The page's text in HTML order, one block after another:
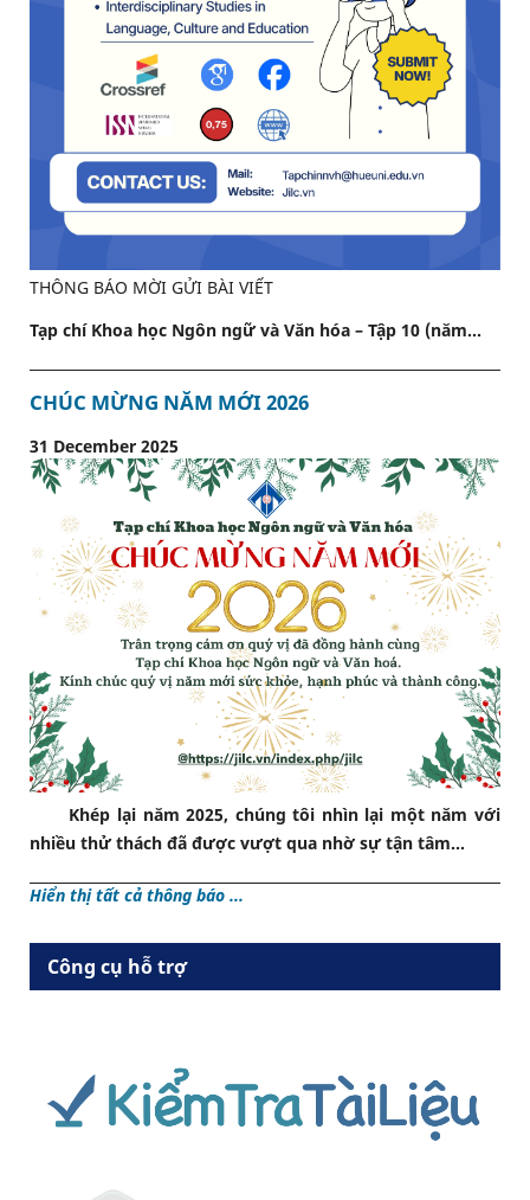
THÔNG BÁO MỜI GỬI BÀI VIẾT
Tạp chí Khoa học Ngôn ngữ và Văn hóa – Tập 10 (năm...
CHÚC MỪNG NĂM MỚI 2026
31 December 2025
Khép lại năm 2025, chúng tôi nhìn lại một năm với
nhiều thử thách đã được vượt qua nhờ sự tận tâm...
Hiển thị tất cả thông báo ...
Công cụ hỗ trợ